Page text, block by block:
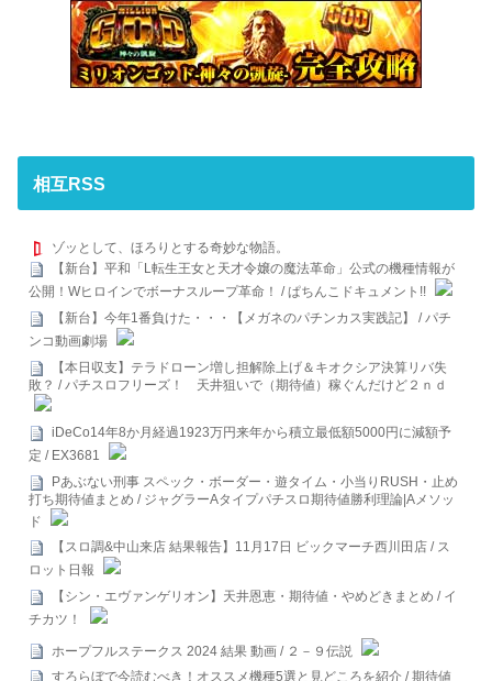
相互RSS
ゾッとして、ほろりとする奇妙な物語。
【新台】平和「L転生王女と天才令嬢の魔法革命」公式の機種情報が
公開！Wヒロインでボーナスループ革命！ / ぱちんこドキュメント!!
【新台】今年1番負けた・・・【メガネのパチンカス実践記】 / パチ
ンコ動画劇場
【本日収支】テラドローン増し担解除上げ＆キオクシア決算リバ失
敗？ / パチスロフリーズ！ 天井狙いで（期待値）稼ぐんだけど２ｎｄ
iDeCo14年8か月経過1923万円来年から積立最低額5000円に減額予
定 / EX3681
Pあぶない刑事 スペック・ボーダー・遊タイム・小当りRUSH・止め
打ち期待値まとめ / ジャグラーAタイプパチスロ期待値勝利理論|Aメソッ
ド
【スロ調&中山来店 結果報告】11月17日 ビックマーチ西川田店 / ス
ロット日報
【シン・エヴァンゲリオン】天井恩恵・期待値・やめどきまとめ / イ
チカツ！
ホープフルステークス 2024 結果 動画 / ２－９伝説
すろらぼで今読むべき！オススメ機種5選と見どころを紹介 / 期待値